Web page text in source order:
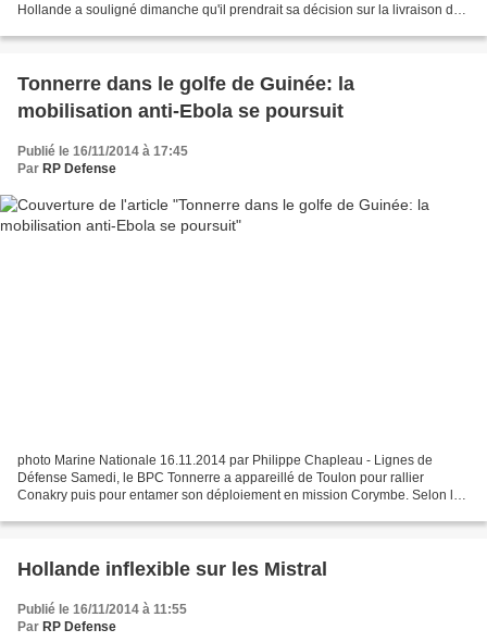
Hollande a souligné dimanche qu'il prendrait sa décision sur la livraison des
Tonnerre dans le golfe de Guinée: la
mobilisation anti-Ebola se poursuit
Publié le 16/11/2014 à 17:45
Par RP Defense
photo Marine Nationale 16.11.2014 par Philippe Chapleau - Lignes de
Défense Samedi, le BPC Tonnerre a appareillé de Toulon pour rallier
Conakry puis pour entamer son déploiement en mission Corymbe. Selon le
Hollande inflexible sur les Mistral
Publié le 16/11/2014 à 11:55
Par RP Defense